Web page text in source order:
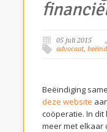
05 juli 2015
advocaat,
Beëindiging
deze website
coöperatie. In
meer met elkaar